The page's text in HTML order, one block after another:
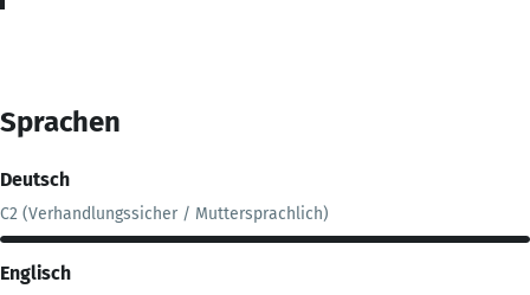
Sprachen
Deutsch
C2 (Verhandlungssicher / Muttersprachlich)
Englisch